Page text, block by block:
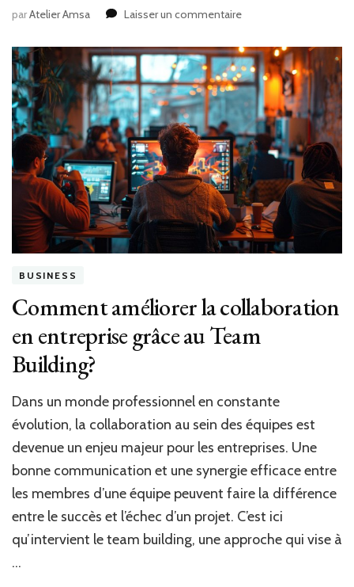
parAtelier Amsa Laisser un commentairesur
les
concentrés
de
fruits
redéfinissent
l’art
des
spiritueux
BUSINESS
Comment améliorer la collaboration
en entreprise grâce au Team
Building?
Dans un monde professionnel en constante
évolution, la collaboration au sein des équipes est
devenue un enjeu majeur pour les entreprises. Une
bonne communication et une synergie efficace entre
les membres d’une équipe peuvent faire la différence
entre le succès et l’échec d’un projet. C’est ici
qu’intervient le team building, une approche qui vise à
…